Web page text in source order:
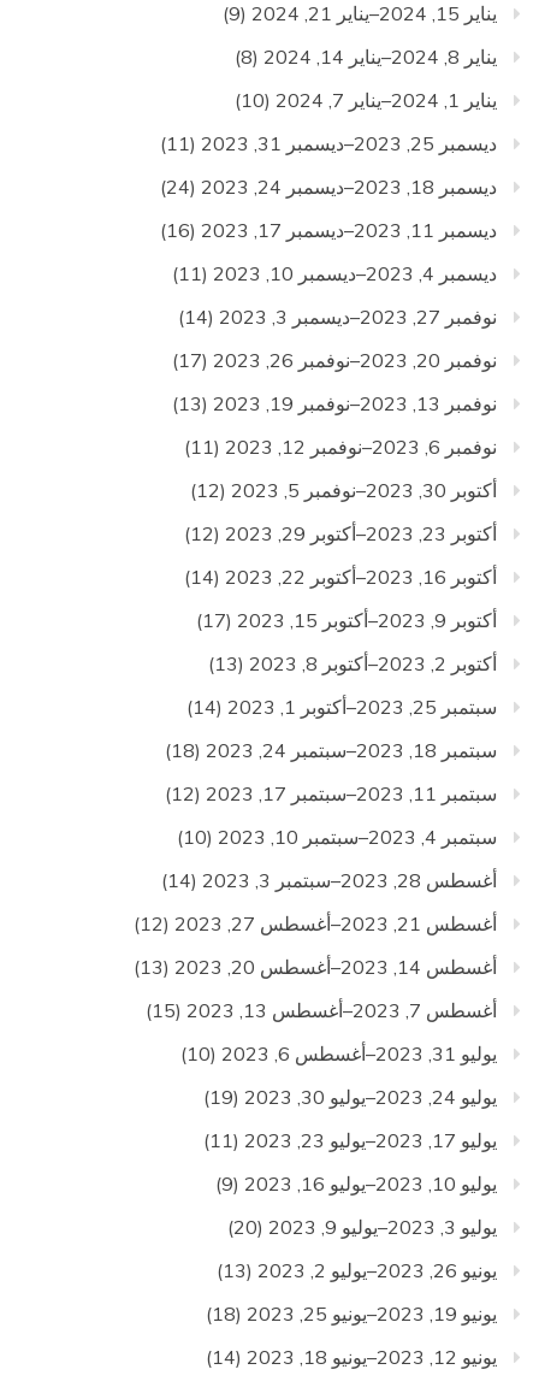
يناير 15, 2024–يناير 21, 2024
(9)
يناير 8, 2024–يناير 14, 2024
(8)
يناير 1, 2024–يناير 7, 2024
(10)
ديسمبر 25, 2023–ديسمبر 31, 2023
(11)
ديسمبر 18, 2023–ديسمبر 24, 2023
(24)
ديسمبر 11, 2023–ديسمبر 17, 2023
(16)
ديسمبر 4, 2023–ديسمبر 10, 2023
(11)
نوفمبر 27, 2023–ديسمبر 3, 2023
(14)
نوفمبر 20, 2023–نوفمبر 26, 2023
(17)
نوفمبر 13, 2023–نوفمبر 19, 2023
(13)
نوفمبر 6, 2023–نوفمبر 12, 2023
(11)
أكتوبر 30, 2023–نوفمبر 5, 2023
(12)
أكتوبر 23, 2023–أكتوبر 29, 2023
(12)
أكتوبر 16, 2023–أكتوبر 22, 2023
(14)
أكتوبر 9, 2023–أكتوبر 15, 2023
(17)
أكتوبر 2, 2023–أكتوبر 8, 2023
(13)
سبتمبر 25, 2023–أكتوبر 1, 2023
(14)
سبتمبر 18, 2023–سبتمبر 24, 2023
(18)
سبتمبر 11, 2023–سبتمبر 17, 2023
(12)
سبتمبر 4, 2023–سبتمبر 10, 2023
(10)
أغسطس 28, 2023–سبتمبر 3, 2023
(14)
أغسطس 21, 2023–أغسطس 27, 2023
(12)
أغسطس 14, 2023–أغسطس 20, 2023
(13)
أغسطس 7, 2023–أغسطس 13, 2023
(15)
يوليو 31, 2023–أغسطس 6, 2023
(10)
يوليو 24, 2023–يوليو 30, 2023
(19)
يوليو 17, 2023–يوليو 23, 2023
(11)
يوليو 10, 2023–يوليو 16, 2023
(9)
يوليو 3, 2023–يوليو 9, 2023
(20)
يونيو 26, 2023–يوليو 2, 2023
(13)
يونيو 19, 2023–يونيو 25, 2023
(18)
يونيو 12, 2023–يونيو 18, 2023
(14)